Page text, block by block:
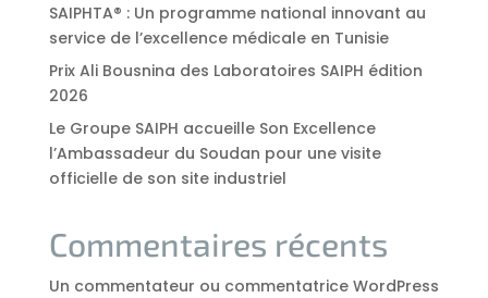
SAIPHTA® : Un programme national innovant au
service de l’excellence médicale en Tunisie
Prix Ali Bousnina des Laboratoires SAIPH édition
2026
Le Groupe SAIPH accueille Son Excellence
l’Ambassadeur du Soudan pour une visite
officielle de son site industriel
Commentaires récents
Un commentateur ou commentatrice WordPress